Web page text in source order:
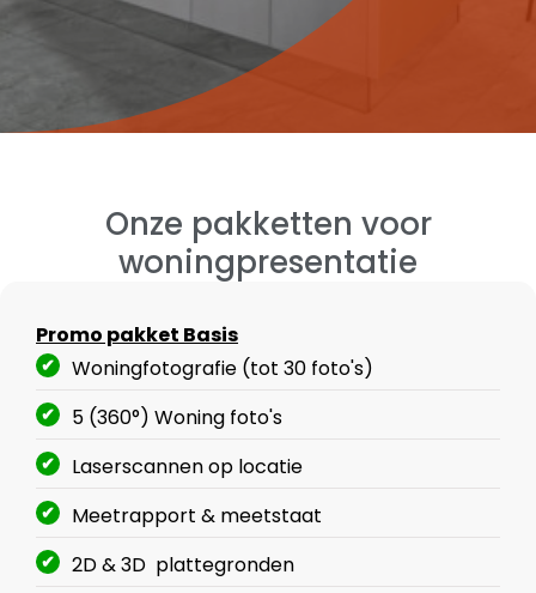
Onze pakketten voor
woningpresentatie
Promo pakket Basis
Woningfotografie (tot 30 foto's)
5 (360°) Woning foto's
Laserscannen op locatie
Meetrapport & meetstaat
2D & 3D plattegronden